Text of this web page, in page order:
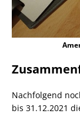
Nachfolgend
bis 31.12.2021